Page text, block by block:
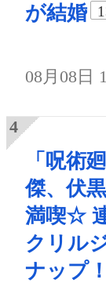
が結婚
08月08日
「呪術
傑、伏
満喫☆
クリル
ナップ